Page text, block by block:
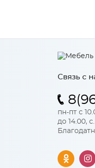
Связь с
пн-пт с
до 14.00,